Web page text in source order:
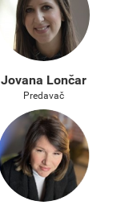
Jovana Lončar
Predavač